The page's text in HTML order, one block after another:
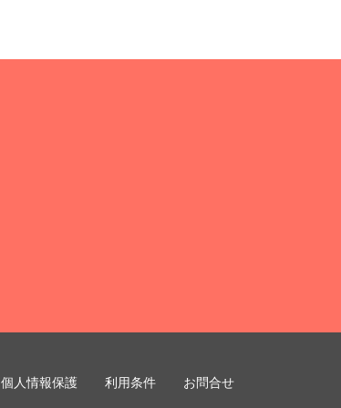
個人情報保護 利用条件 お問合せ